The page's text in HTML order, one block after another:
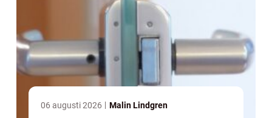
06 augusti 2026 Malin Lindgren